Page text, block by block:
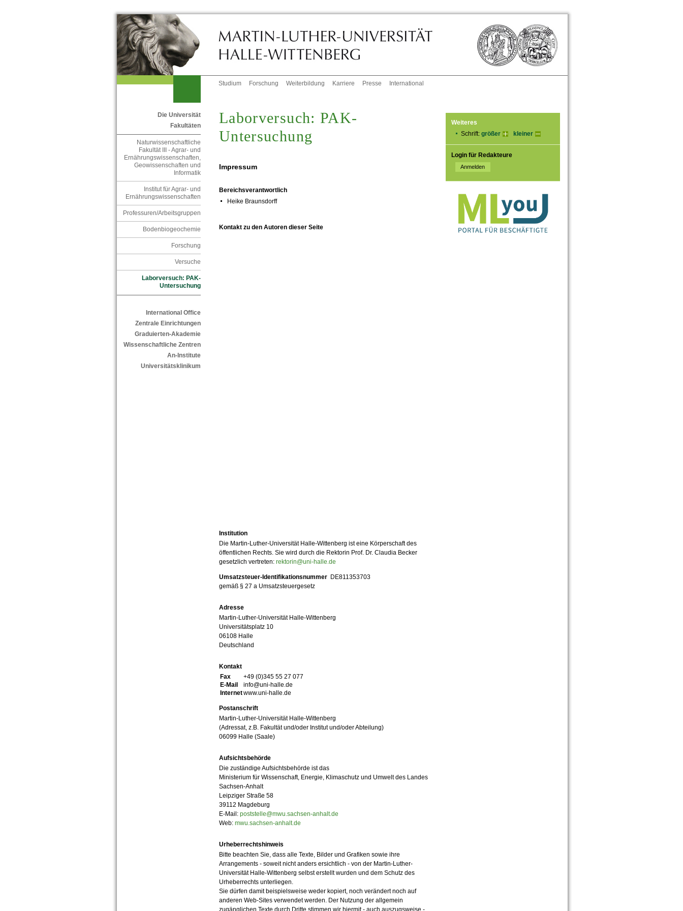
Studium Forschung Weiterbildung Karriere Presse International
Die Universität
Fakultäten
Naturwissenschaftliche
Fakultät III - Agrar- und
Ernährungswissenschaften,
Geowissenschaften und
Informatik
Institut für Agrar- und
Ernährungswissenschaften
Professuren/Arbeitsgruppen
Bodenbiogeochemie
Forschung
Versuche
Laborversuch: PAK-
Untersuchung
International Office
Zentrale Einrichtungen
Graduierten-Akademie
Wissenschaftliche Zentren
An-Institute
Universitätsklinikum
Weiteres
Schrift: größer kleiner
Login für Redakteure
Laborversuch: PAK-
Untersuchung
Impressum
Bereichsverantwortlich
Heike Braunsdorff
Kontakt zu den Autoren dieser Seite
Institution
Die Martin-Luther-Universität Halle-Wittenberg ist eine Körperschaft des
öffentlichen Rechts. Sie wird durch die Rektorin Prof. Dr. Claudia Becker
gesetzlich vertreten: rektorin@uni-halle.de
Umsatzsteuer-Identifikationsnummer DE811353703
gemäß § 27 a Umsatzsteuergesetz
Adresse
Martin-Luther-Universität Halle-Wittenberg
Universitätsplatz 10
06108 Halle
Deutschland
Kontakt
Fax
+49 (0)345 55 27 077
E-Mail
info@uni-halle.de
Internetwww.uni-halle.de
Postanschrift
Martin-Luther-Universität Halle-Wittenberg
(Adressat, z.B. Fakultät und/oder Institut und/oder Abteilung)
06099 Halle (Saale)
Aufsichtsbehörde
Die zuständige Aufsichtsbehörde ist das
Ministerium für Wissenschaft, Energie, Klimaschutz und Umwelt des Landes
Sachsen-Anhalt
Leipziger Straße 58
39112 Magdeburg
E-Mail: poststelle@mwu.sachsen-anhalt.de
Web: mwu.sachsen-anhalt.de
Urheberrechtshinweis
Bitte beachten Sie, dass alle Texte, Bilder und Grafiken sowie ihre
Arrangements - soweit nicht anders ersichtlich - von der Martin-Luther-
Universität Halle-Wittenberg selbst erstellt wurden und dem Schutz des
Urheberrechts unterliegen.
Sie dürfen damit beispielsweise weder kopiert, noch verändert noch auf
anderen Web-Sites verwendet werden. Der Nutzung der allgemein